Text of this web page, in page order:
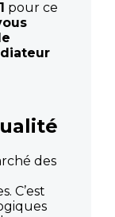
pour ce
des
C’est